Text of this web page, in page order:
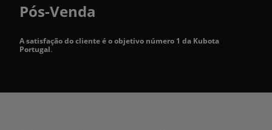
Pós-Venda
A satisfação do cliente é o objetivo número 1 da Kubota
Portugal.